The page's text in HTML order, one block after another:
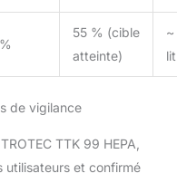
55 % (cible
atteinte)
de vigilance
TTK 99 HEPA,
utilisateurs et confirmé